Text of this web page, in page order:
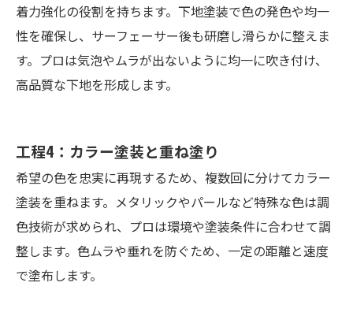
着力強化の役割を持ちます。下地塗装で色の発色や均一
性を確保し、サーフェーサー後も研磨し滑らかに整えま
す。プロは気泡やムラが出ないように均一に吹き付け、
高品質な下地を形成します。
工程4：カラー塗装と重ね塗り
希望の色を忠実に再現するため、複数回に分けてカラー
塗装を重ねます。メタリックやパールなど特殊な色は調
色技術が求められ、プロは環境や塗装条件に合わせて調
整します。色ムラや垂れを防ぐため、一定の距離と速度
で塗布します。